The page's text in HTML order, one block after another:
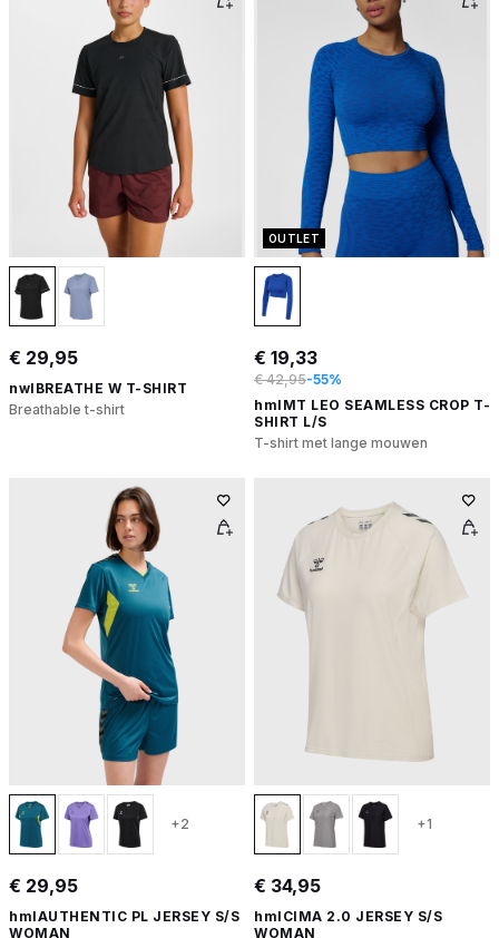
€ 29,95
nwlBREATHE W T-SHIRT
Breathable t-shirt
OUTLET
€ 19,33
€ 42,95-55%
hmlMT LEO SEAMLESS CROP T-
SHIRT L/S
T-shirt met lange mouwen
+2
€ 29,95
hmlAUTHENTIC PL JERSEY S/S
WOMAN
+1
€ 34,95
hmlCIMA 2.0 JERSEY S/S
WOMAN